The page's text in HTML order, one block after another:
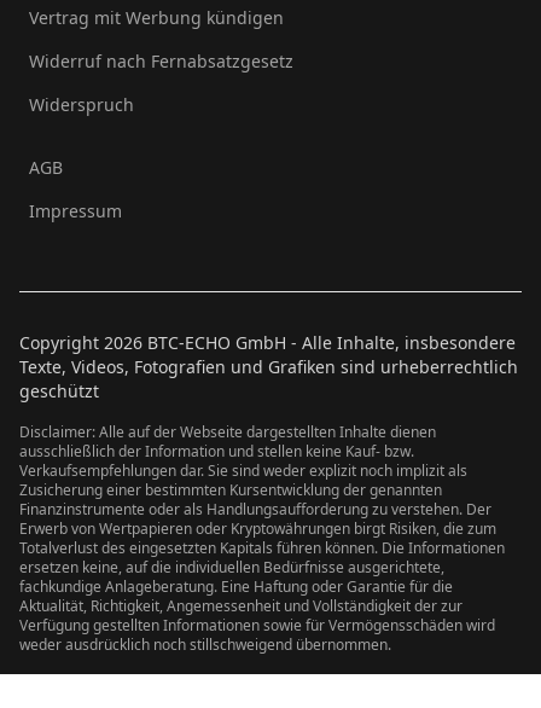
Vertrag mit Werbung kündigen
Widerruf nach Fernabsatzgesetz
Widerspruch
AGB
Impressum
Copyright 2026 BTC-ECHO GmbH - Alle Inhalte, insbesondere
Texte, Videos, Fotografien und Grafiken sind urheberrechtlich
geschützt
Disclaimer: Alle auf der Webseite dargestellten Inhalte dienen
ausschließlich der Information und stellen keine Kauf- bzw.
Verkaufsempfehlungen dar. Sie sind weder explizit noch implizit als
Zusicherung einer bestimmten Kursentwicklung der genannten
Finanzinstrumente oder als Handlungsaufforderung zu verstehen. Der
Erwerb von Wertpapieren oder Kryptowährungen birgt Risiken, die zum
Totalverlust des eingesetzten Kapitals führen können. Die Informationen
ersetzen keine, auf die individuellen Bedürfnisse ausgerichtete,
fachkundige Anlageberatung. Eine Haftung oder Garantie für die
Aktualität, Richtigkeit, Angemessenheit und Vollständigkeit der zur
Verfügung gestellten Informationen sowie für Vermögensschäden wird
weder ausdrücklich noch stillschweigend übernommen.